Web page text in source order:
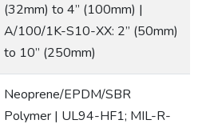
(32mm) to 4” (100mm) |
A/100/1K-S10-XX: 2” (50mm)
to 10” (250mm)
Neoprene/EPDM/SBR
Polymer | UL94-HF1; MIL-R-